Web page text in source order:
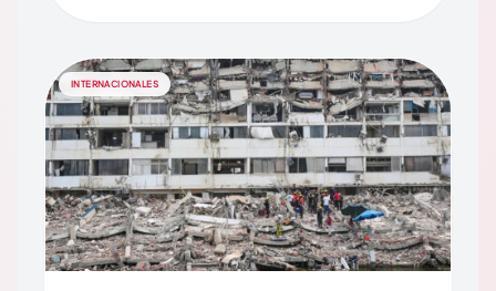
INTERNACIONALES